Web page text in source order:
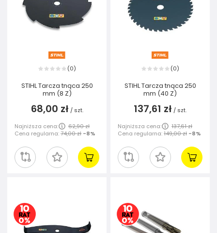
(0)
STIHL Tarcza tnąca 250
mm (8 Z)
68,00 zł / szt.
Najniższa cena:
62,90 zł
Cena regularna:74,00 zł -8%
(0)
STIHL Tarcza tnąca 250
mm (40 Z)
137,61 zł / szt.
Najniższa cena:
137,61 zł
Cena regularna:149,00 zł -8%